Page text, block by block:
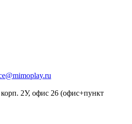
корп. 2У, офис 26 (офис+пункт